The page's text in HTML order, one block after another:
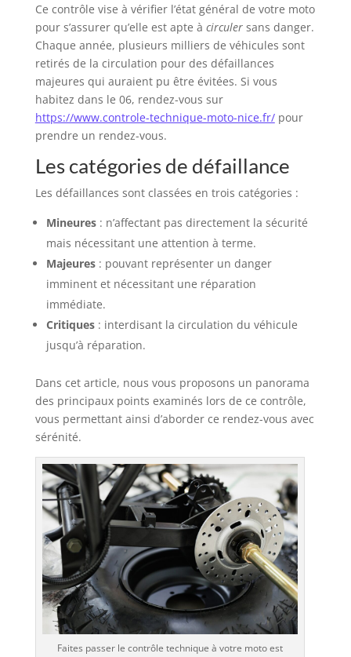
Ce contrôle vise à vérifier l’état général de votre moto
pour s’assurer qu’elle est apte à circulersans danger.
Chaque année, plusieurs milliers de véhicules sont
retirés de la circulation pour des défaillances
majeures qui auraient pu être évitées. Si vous
habitez dans le 06, rendez-vous sur
https://www.controle-technique-moto-nice.fr/pour
prendre un rendez-vous.
Les catégories de défaillance
Les défaillances sont classées en trois catégories :
Mineures: n’affectant pas directement la sécurité
mais nécessitant une attention à terme.
Majeures: pouvant représenter un danger
imminent et nécessitant une réparation
immédiate.
Critiques: interdisant la circulation du véhicule
jusqu’à réparation.
Dans cet article, nous vous proposons un panorama
des principaux points examinés lors de ce contrôle,
vous permettant ainsi d’aborder ce rendez-vous avec
sérénité.
Faites passer le contrôle technique à votre moto est